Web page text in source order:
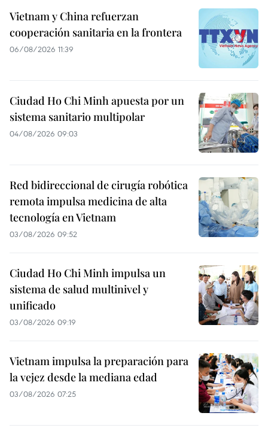
Vietnam y China refuerzan
cooperación sanitaria en la frontera
06/08/2026 11:39
Ciudad Ho Chi Minh apuesta por un
sistema sanitario multipolar
04/08/2026 09:03
Red bidireccional de cirugía robótica
remota impulsa medicina de alta
tecnología en Vietnam
03/08/2026 09:52
Ciudad Ho Chi Minh impulsa un
sistema de salud multinivel y
unificado
03/08/2026 09:19
Vietnam impulsa la preparación para
la vejez desde la mediana edad
03/08/2026 07:25